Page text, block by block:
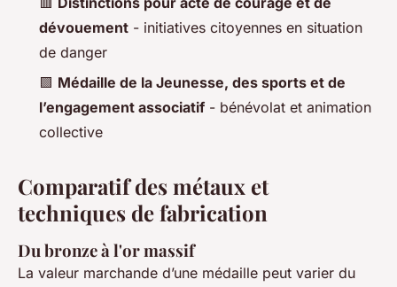
dévouement - initiatives citoyennes en situation
de danger
🟪 Médaille de la Jeunesse, des sports et de
l’engagement associatif - bénévolat et animation
collective
Comparatif des métaux et
techniques de fabrication
Du bronze à l'or massif
La valeur marchande d’une médaille peut varier du